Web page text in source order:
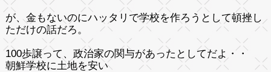
が、金もないのにハッタリで学校を作ろうとして頓挫し
ただけの話だろ。
100歩譲って、政治家の関与があったとしてだよ・・
朝鮮学校に土地を安い